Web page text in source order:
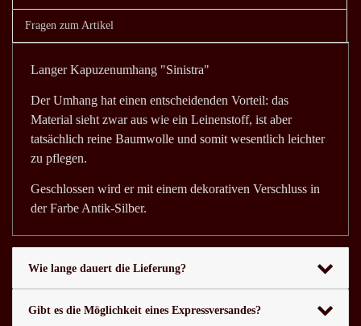
Fragen zum Artikel
Langer Kapuzenumhang "Sinistra"
Der Umhang hat einen entscheidenden Vorteil: das
Material sieht zwar aus wie ein Leinenstoff, ist aber
tatsächlich reine Baumwolle und somit wesentlich leichter
zu pflegen.
Geschlossen wird er mit einem dekorativen Verschluss in
der Farbe Antik-Silber.
Wie lange dauert die Lieferung?
Gibt es die Möglichkeit eines Expressversandes?